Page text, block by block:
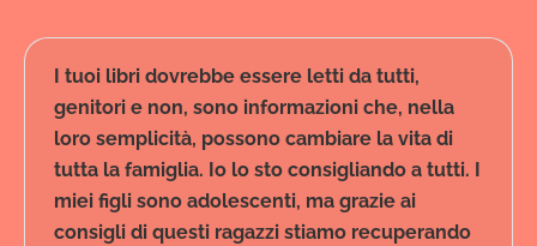
I tuoi libri dovrebbe essere letti da tutti,
genitori e non, sono informazioni che, nella
loro semplicità, possono cambiare la vita di
tutta la famiglia. Io lo sto consigliando a tutti. I
miei figli sono adolescenti, ma grazie ai
consigli di questi ragazzi stiamo recuperando